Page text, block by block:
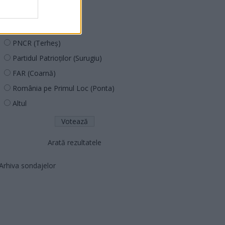
PNCR (Terheș)
Partidul Patrioților (Surugiu)
FAR (Coarnă)
România pe Primul Loc (Ponta)
Altul
Arată rezultatele
sondajelor